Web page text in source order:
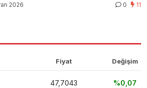
2026 0 11
Fiyat Değişim
47,7043 %0,07